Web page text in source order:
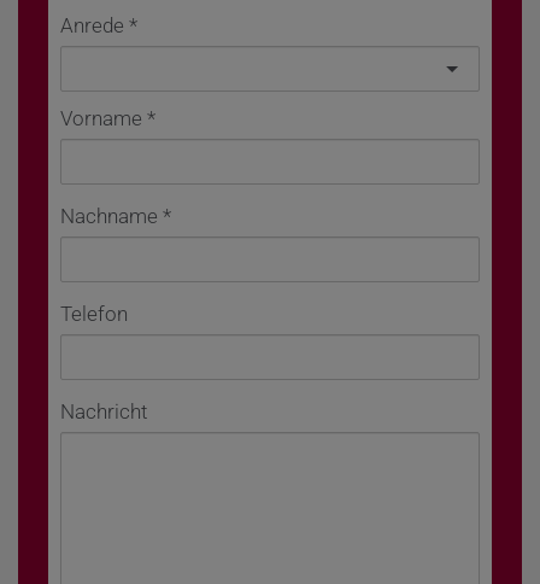
Anrede
Vorname
Nachname
Telefon
Nachricht